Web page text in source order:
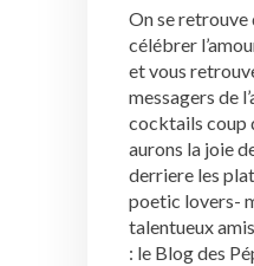
On se retrouve
célébrer
et vous
messagers de
cocktails coup
aurons la joie
derriere les
poetic lovers-
talentueux
: le Blog des